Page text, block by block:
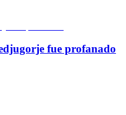
fue profanado